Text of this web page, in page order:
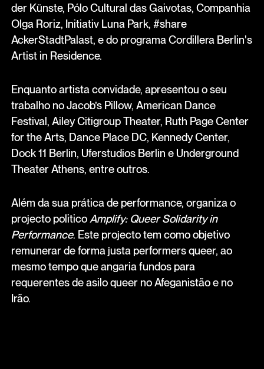
der Künste, Pólo Cultural das Gaivotas, Companhia
Olga Roriz, Initiativ Luna Park, #share
AckerStadtPalast, e do programa Cordillera Berlin's
Artist in Residence.
Enquanto artista convidade, apresentou o seu
trabalho no Jacob’s Pillow, American Dance
Festival, Ailey Citigroup Theater, Ruth Page Center
for the Arts, Dance Place DC, Kennedy Center,
Dock 11 Berlin, Uferstudios Berlin e Underground
Theater Athens, entre outros.
Além da sua prática de performance, organiza o
projecto politico Amplify: Queer Solidarity in
Performance. Este projecto tem como objetivo
remunerar de forma justa performers queer, ao
mesmo tempo que angaria fundos para
requerentes de asilo queer no Afeganistão e no
Irão.